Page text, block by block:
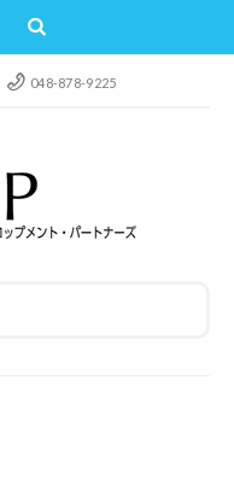
048-878-9225